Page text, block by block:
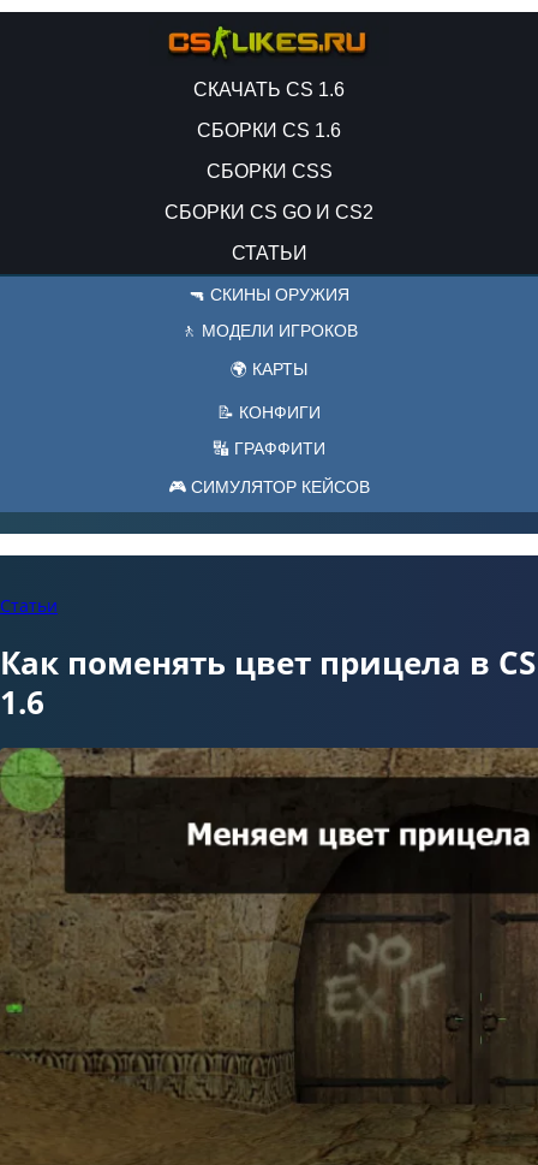
СКАЧАТЬ CS 1.6
СБОРКИ CS 1.6
СБОРКИ CSS
СБОРКИ CS GO И CS2
СТАТЬИ
🔫 СКИНЫ ОРУЖИЯ
🚶 МОДЕЛИ ИГРОКОВ
🌍 КАРТЫ
📝 КОНФИГИ
🔣 ГРАФФИТИ
🎮 СИМУЛЯТОР КЕЙСОВ
Статьи
Как поменять цвет прицела в CS
1.6